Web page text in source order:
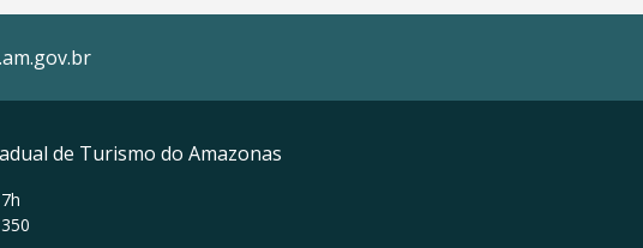
de Turismo do Amazonas